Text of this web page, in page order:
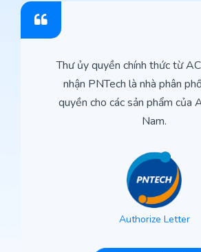
Thư ủy quyền chính thức từ
nhận PNTech là nhà phân
quyền cho các sản phẩm của
Nam.
Authorize Letter